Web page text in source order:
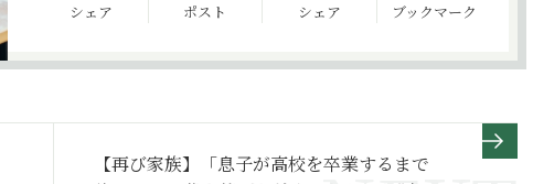
シェア ポスト シェア ブックマーク
【再び家族】「息子が高校を卒業するまで